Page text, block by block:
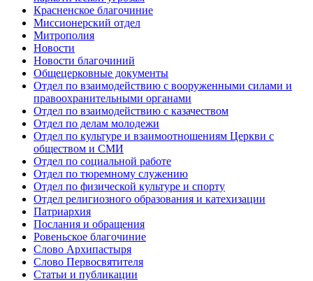
Красненское благочиние
Миссионерский отдел
Митрополия
Новости
Новости благочиний
Общецерковные документы
Отдел по взаимодействию с вооруженными силами и
правоохранительными органами
Отдел по взаимодействию с казачеством
Отдел по делам молодежи
Отдел по культуре и взаимоотношениям Церкви с
обществом и СМИ
Отдел по социальной работе
Отдел по тюремному служению
Отдел по физической культуре и спорту
Отдел религиозного образования и катехизации
Патриархия
Послания и обращения
Ровеньское благочиние
Слово Архипастыря
Слово Первосвятителя
Статьи и публикации